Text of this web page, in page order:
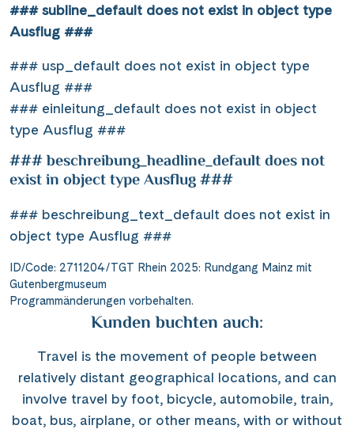
### subline_default does not exist in object type
Ausflug ###
### usp_default does not exist in object type
Ausflug ###
### einleitung_default does not exist in object
type Ausflug ###
### beschreibung_headline_default does not
exist in object type Ausflug ###
### beschreibung_text_default does not exist in
object type Ausflug ###
ID/Code: 2711204/TGT Rhein 2025: Rundgang Mainz mit
Gutenbergmuseum
Programmänderungen vorbehalten.
Kunden buchten auch:
Travel is the movement of people between
relatively distant geographical locations, and can
involve travel by foot, bicycle, automobile, train,
boat, bus, airplane, or other means, with or without